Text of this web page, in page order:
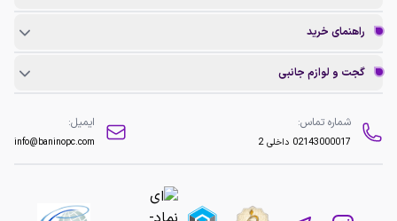
راهنمای خرید
گجت و لوازم جانبی
شماره تماس:
02143000017 داخلی 2
ایمیل:
info@baninopc.com